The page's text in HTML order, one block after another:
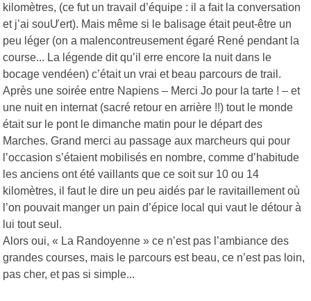
kilomètres, (ce fut un travail d’équipe : il a fait la conversation
et j’ai souƯert). Mais même si le balisage était peut-être un
peu léger (on a malencontreusement égaré René pendant la
course... La légende dit qu’il erre encore la nuit dans le
bocage vendéen) c’était un vrai et beau parcours de trail.
Après une soirée entre Napiens – Merci Jo pour la tarte ! – et
une nuit en internat (sacré retour en arrière !!) tout le monde
était sur le pont le dimanche matin pour le départ des
Marches. Grand merci au passage aux marcheurs qui pour
l’occasion s’étaient mobilisés en nombre, comme d’habitude
les anciens ont été vaillants que ce soit sur 10 ou 14
kilomètres, il faut le dire un peu aidés par le ravitaillement où
l’on pouvait manger un pain d’épice local qui vaut le détour à
lui tout seul.
Alors oui, « La Randoyenne » ce n’est pas l’ambiance des
grandes courses, mais le parcours est beau, ce n’est pas loin,
pas cher, et pas si simple...